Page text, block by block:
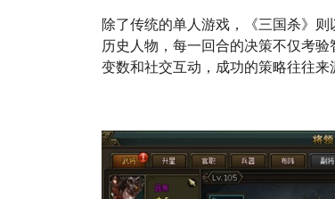
除了传统的单人游戏，《三国杀》
历史人物，每一回合的决策不仅考
变数和社交互动，成功的策略往往来